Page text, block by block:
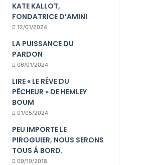
KATE KALLOT,
FONDATRICE D’AMINI
12/01/2024
LA PUISSANCE DU
PARDON
06/01/2024
LIRE « LE RÊVE DU
PÊCHEUR » DE HEMLEY
BOUM
01/05/2024
PEU IMPORTE LE
PIROGUIER, NOUS SERONS
TOUS Á BORD.
09/10/2018